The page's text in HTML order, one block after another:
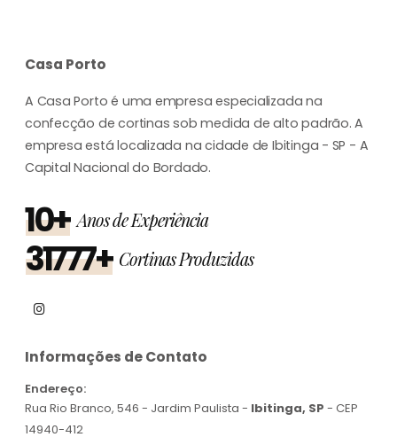
Casa Porto
A Casa Porto é uma empresa especializada na
confecção de cortinas sob medida de alto padrão. A
empresa está localizada na cidade de Ibitinga - SP - A
Capital Nacional do Bordado.
10+ Anos de Experiência
31777+ Cortinas Produzidas
Informações de Contato
Endereço:
Rua Rio Branco, 546 - Jardim Paulista - Ibitinga, SP - CEP
14940-412